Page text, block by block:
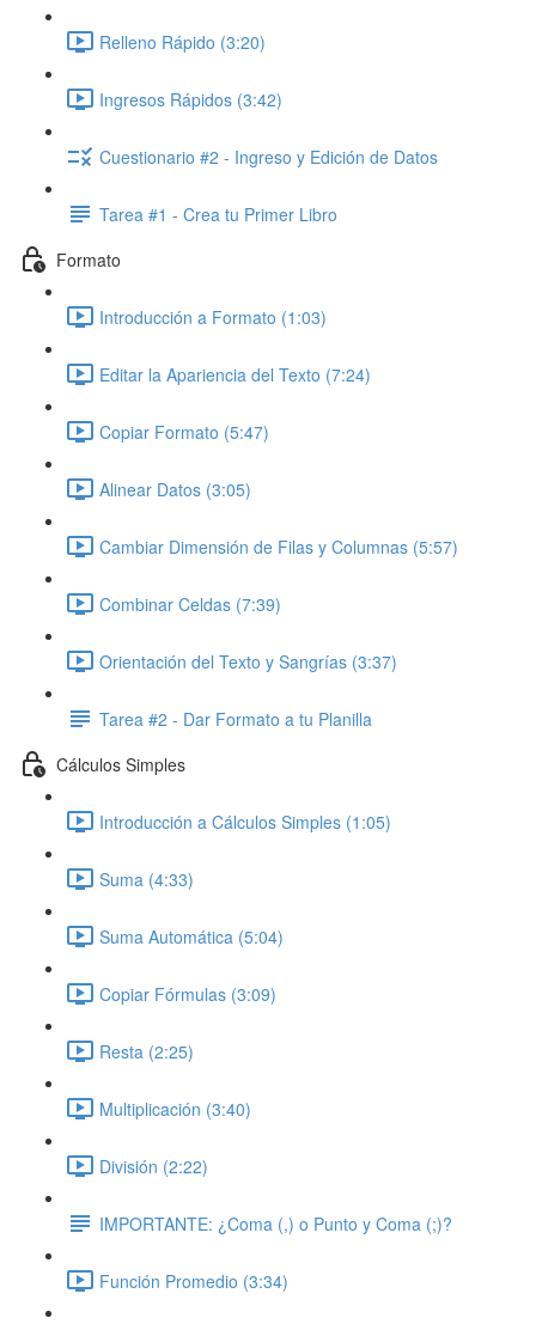
Relleno Rápido (3:20)
Ingresos Rápidos (3:42)
Cuestionario #2 - Ingreso y Edición de Datos
Tarea #1 - Crea tu Primer Libro
Formato
Introducción a Formato (1:03)
Editar la Apariencia del Texto (7:24)
Copiar Formato (5:47)
Alinear Datos (3:05)
Cambiar Dimensión de Filas y Columnas (5:57)
Combinar Celdas (7:39)
Orientación del Texto y Sangrías (3:37)
Tarea #2 - Dar Formato a tu Planilla
Cálculos Simples
Introducción a Cálculos Simples (1:05)
Suma (4:33)
Suma Automática (5:04)
Copiar Fórmulas (3:09)
Resta (2:25)
Multiplicación (3:40)
División (2:22)
IMPORTANTE: ¿Coma (,) o Punto y Coma (;)?
Función Promedio (3:34)